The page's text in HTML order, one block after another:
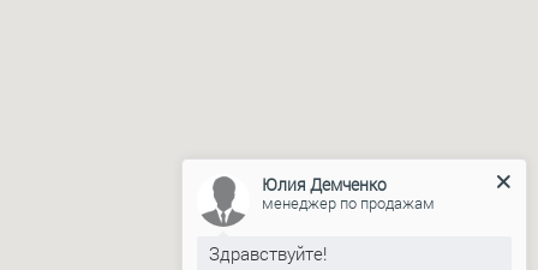
Юлия Демченко
менеджер по продажам
Здравствуйте!